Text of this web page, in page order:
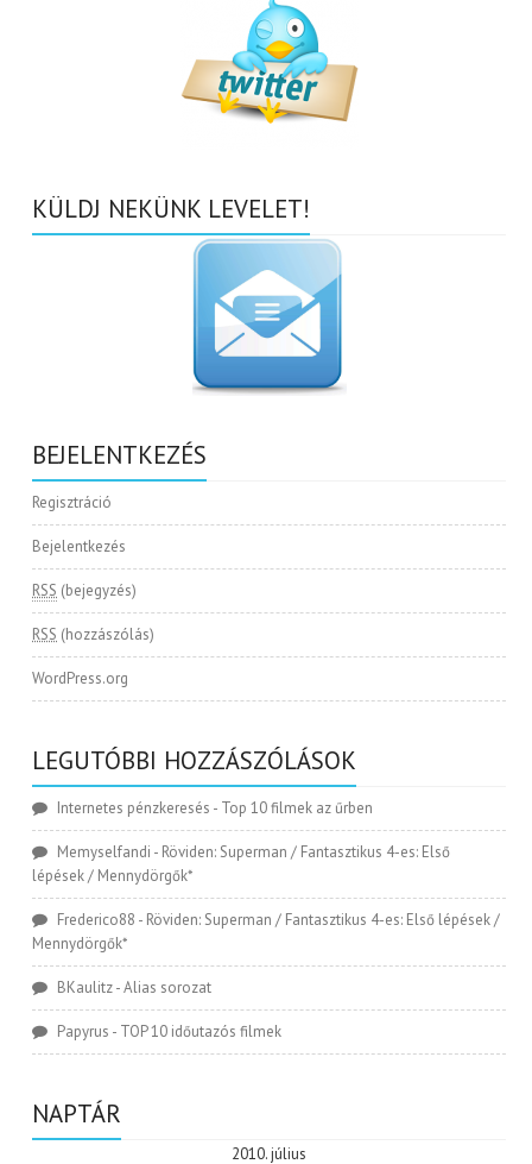
KÜLDJ NEKÜNK LEVELET!
BEJELENTKEZÉS
Regisztráció
Bejelentkezés
RSS (bejegyzés)
RSS (hozzászólás)
WordPress.org
LEGUTÓBBI HOZZÁSZÓLÁSOK
Internetes pénzkeresés - Top 10 filmek az űrben
Memyselfandi - Röviden: Superman / Fantasztikus 4-es: Első
lépések / Mennydörgők*
Frederico88 - Röviden: Superman / Fantasztikus 4-es: Első lépések /
Mennydörgők*
BKaulitz-Alias sorozat
Papyrus - TOP 10 időutazós filmek
NAPTÁR
2010. július